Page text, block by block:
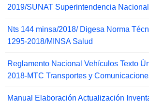
2019/SUNAT Superintendencia
Nts 144 minsa/2018/ Digesa Norma
1295-2018/MINSA Salud
Reglamento Nacional Vehículos Texto
2018-MTC Transportes y
Manual Elaboración Actualización